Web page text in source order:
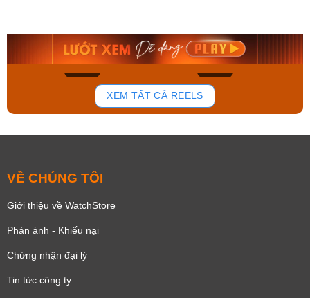
163
Mua ngay Mua ngay
XEM TẤT CẢ REELS
VỀ CHÚNG TÔI
Giới thiệu về WatchStore
Phản ánh - Khiếu nại
Chứng nhận đại lý
Tin tức công ty